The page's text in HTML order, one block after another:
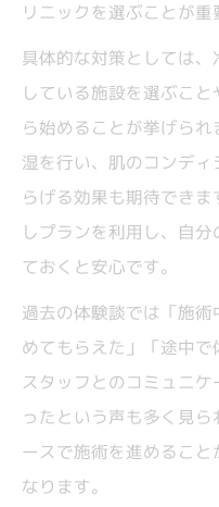
リニックを選ぶことが重
具体的な対策としては
している施設を選ぶこ
ら始めることが挙げら
湿を行い、肌のコンデ
らげる効果も期待でき
しプランを利用し、自
ておくと安心です。
過去の体験談では「施
めてもらえた」「途中で
スタッフとのコミュニ
ったという声も多く見
ースで施術を進めるこ
なります。